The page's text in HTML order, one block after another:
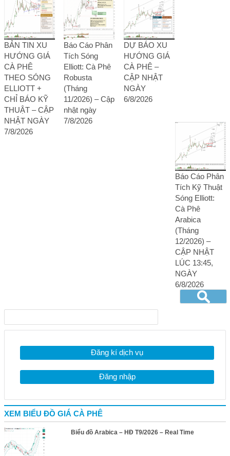
BẢN TIN XU
HƯỚNG GIÁ
CÀ PHÊ
THEO SÓNG
ELLIOTT +
CHỈ BÁO KỸ
THUẬT – CẬP
NHẬT NGÀY
7/8/2026
Báo Cáo Phân
Tích Sóng
Elliott: Cà Phê
Robusta
(Tháng
11/2026) – Cập
nhật ngày
7/8/2026
DỰ BÁO XU
HƯỚNG GIÁ
CÀ PHÊ –
CẬP NHẬT
NGÀY
6/8/2026
Báo Cáo Phân
Tích Kỹ Thuật
Sóng Elliott:
Cà Phê
Arabica
(Tháng
12/2026) –
CẬP NHẬT
LÚC 13:45,
NGÀY
6/8/2026
Đăng kí dịch vụ
Đăng nhập
XEM BIỂU ĐỒ GIÁ CÀ PHÊ
Biểu đồ Arabica – HĐ T9/2026 – Real Time